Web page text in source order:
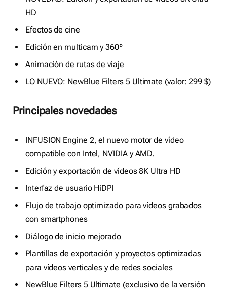
HD
Efectos de cine
Edición en multicam y 360º
Animación de rutas de viaje
LO NUEVO: NewBlue Filters 5 Ultimate (valor: 299 $)
Principales novedades
INFUSION Engine 2, el nuevo motor de vídeo
compatible con Intel, NVIDIA y AMD.
Edición y exportación de vídeos 8K Ultra HD
Interfaz de usuario HiDPI
Flujo de trabajo optimizado para vídeos grabados
con smartphones
Diálogo de inicio mejorado
Plantillas de exportación y proyectos optimizadas
para vídeos verticales y de redes sociales
NewBlue Filters 5 Ultimate (exclusivo de la versión